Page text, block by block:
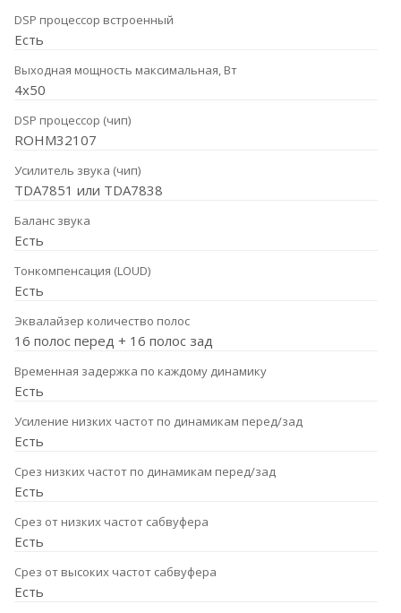
DSP процессор встроенный
Есть
Выходная мощность максимальная, Вт
4x50
DSP процессор (чип)
ROHM32107
Усилитель звука (чип)
TDA7851 или TDA7838
Баланс звука
Есть
Тонкомпенсация (LOUD)
Есть
Эквалайзер количество полос
16 полос перед + 16 полос зад
Временная задержка по каждому динамику
Есть
Усиление низких частот по динамикам перед/зад
Есть
Срез низких частот по динамикам перед/зад
Есть
Срез от низких частот сабвуфера
Есть
Срез от высоких частот сабвуфера
Есть